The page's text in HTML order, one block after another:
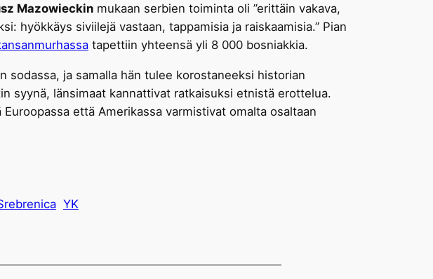
Mazowieckin mukaan serbien toiminta oli ”erittäin vakava,
hyökkäys siviilejä vastaan, tappamisia ja raiskaamisia.” Pian
tapettiin yhteensä yli 8 000 bosniakkia.
ja samalla hän tulee korostaneeksi historian
syynä, länsimaat kannattivat ratkaisuksi etnistä erottelua.
että Amerikassa varmistivat omalta osaltaan
YK